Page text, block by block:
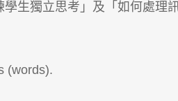
生獨立思考」及「如何處理
(words).